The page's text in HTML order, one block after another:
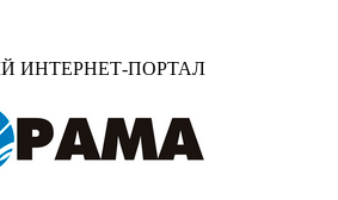
ИНТЕРНЕТ-ПОРТАЛ